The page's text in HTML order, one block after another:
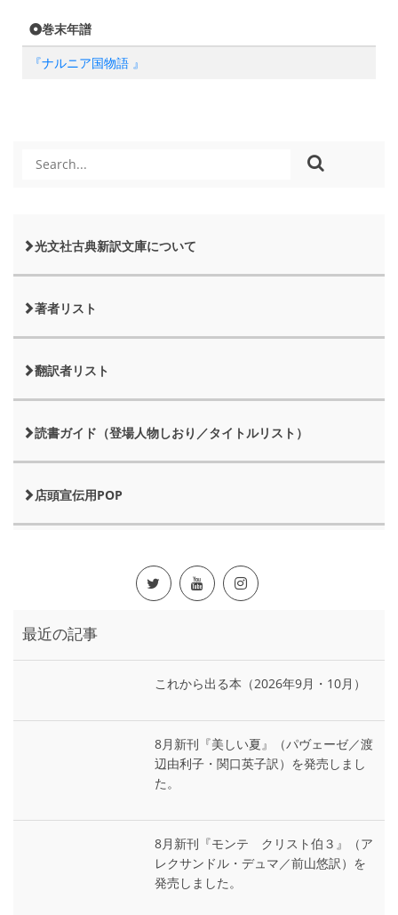
巻末年譜
『ナルニア国物語 』
光文社古典新訳文庫について
著者リスト
翻訳者リスト
読書ガイド（登場人物しおり／タイトルリスト）
店頭宣伝用POP
最近の記事
これから出る本（2026年9月・10月）
8月新刊『美しい夏』（パヴェーゼ／渡
辺由利子・関口英子訳）を発売しまし
た。
8月新刊『モンテ゠クリスト伯３』（ア
レクサンドル・デュマ／前山悠訳）を
発売しました。